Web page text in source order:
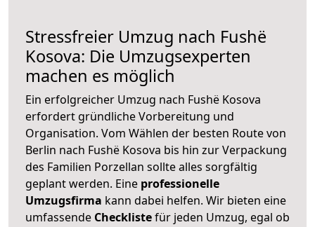
Stressfreier Umzug nach Fushë
Kosova: Die Umzugsexperten
machen es möglich
Ein erfolgreicher Umzug nach Fushë Kosova
erfordert gründliche Vorbereitung und
Organisation. Vom Wählen der besten Route von
Berlin nach Fushë Kosova bis hin zur Verpackung
des Familien Porzellan sollte alles sorgfältig
geplant werden. Eine professionelle
Umzugsfirma kann dabei helfen. Wir bieten eine
umfassende Checklistefür jeden Umzug, egal ob